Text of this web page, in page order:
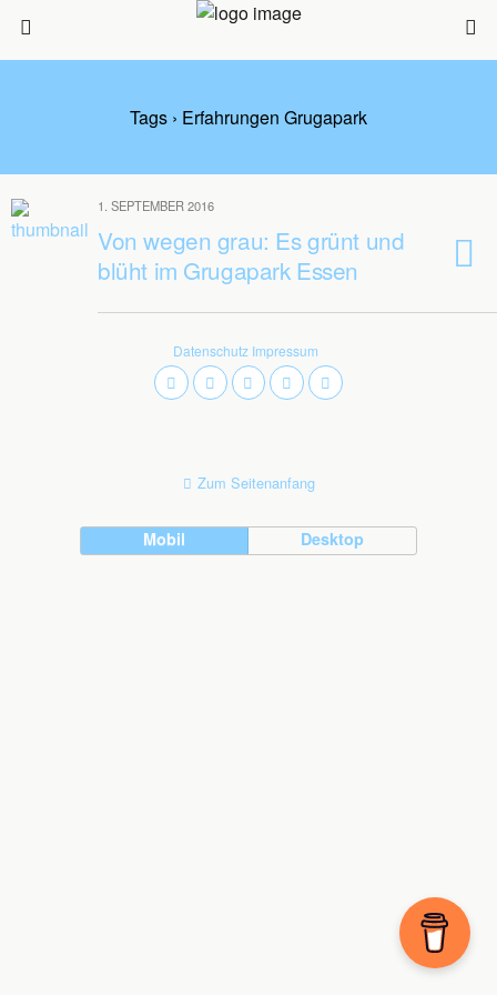
Tags › Erfahrungen Grugapark
1. SEPTEMBER 2016
Von wegen grau: Es grünt und
blüht im Grugapark Essen
Datenschutz Impressum
Zum Seitenanfang
Mobil Desktop